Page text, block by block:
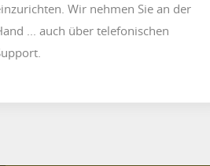
Wir nehmen Sie an der
... auch über telefonischen